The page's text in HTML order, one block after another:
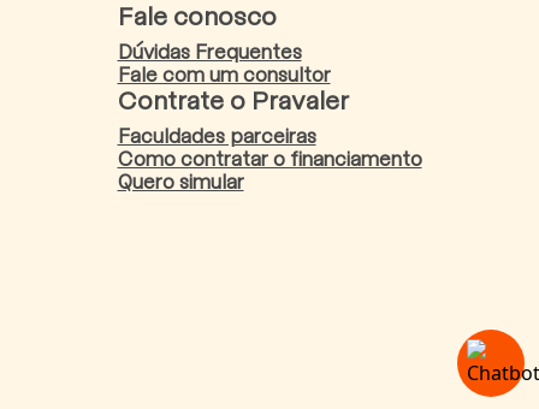
Fale conosco
Dúvidas Frequentes
Fale com um consultor
Contrate o Pravaler
Faculdades parceiras
Como contratar o financiamento
Quero simular